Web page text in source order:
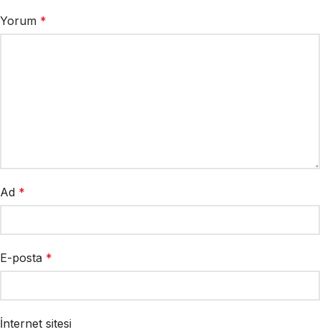
Yorum *
Ad *
E-posta *
İnternet sitesi